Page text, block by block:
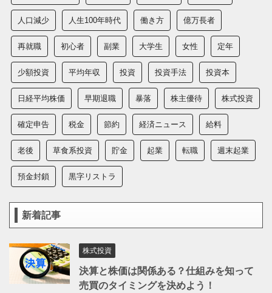
人口減少 人生100年時代 働き方 億万長者
再就職 初心者 副業 大学生 女性 定年
少額投資 平均年収 投資 投資手法 投資本
日経平均株価 早期退職 暴落 株主優待 株式投資
確定申告 税金 節約 経済ニュース 給料
老後 草食系投資 貯金 起業 転職 週末起業
預金封鎖 黒字リストラ
新着記事
株式投資
決算と株価は関係ある？仕組みを知って
売買のタイミングを決めよう！